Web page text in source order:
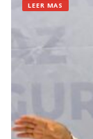
LEER MAS